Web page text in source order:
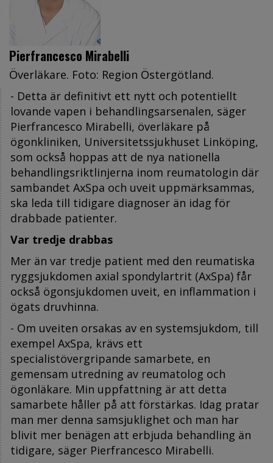
Pierfrancesco Mirabelli
Överläkare. Foto: Region Östergötland.
- Detta är definitivt ett nytt och potentiellt
lovande vapen i behandlingsarsenalen, säger
Pierfrancesco Mirabelli, överläkare på
ögonkliniken, Universitetssjukhuset Linköping,
som också hoppas att de nya nationella
behandlingsriktlinjerna inom reumatologin där
sambandet AxSpa och uveit uppmärksammas,
ska leda till tidigare diagnoser än idag för
drabbade patienter.
Var tredje drabbas
Mer än var tredje patient med den reumatiska
ryggsjukdomen axial spondylartrit (AxSpa) får
också ögonsjukdomen uveit, en inflammation i
ögats druvhinna.
- Om uveiten orsakas av en systemsjukdom, till
exempel AxSpa, krävs ett
specialistövergripande samarbete, en
gemensam utredning av reumatolog och
ögonläkare. Min uppfattning är att detta
samarbete håller på att förstärkas. Idag pratar
man mer denna samsjuklighet och man har
blivit mer benägen att erbjuda behandling än
tidigare, säger Pierfrancesco Mirabelli.